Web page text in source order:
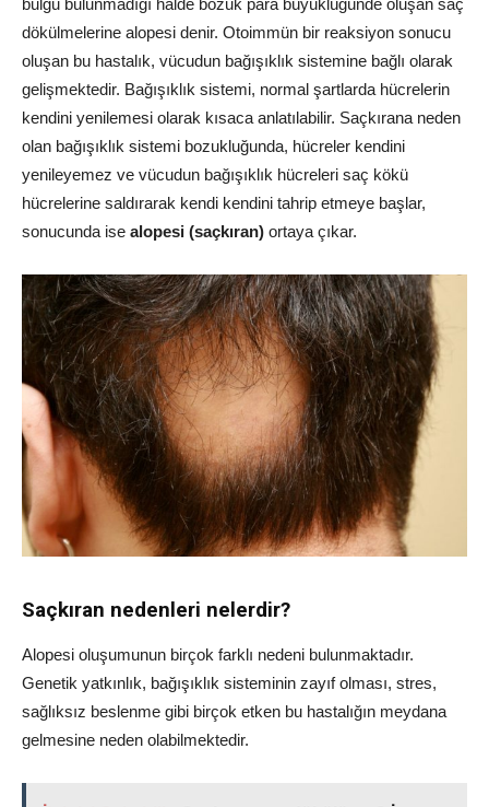
bulgu bulunmadığı halde bozuk para büyüklüğünde oluşan saç
dökülmelerine alopesi denir. Otoimmün bir reaksiyon sonucu
oluşan bu hastalık, vücudun bağışıklık sistemine bağlı olarak
gelişmektedir. Bağışıklık sistemi, normal şartlarda hücrelerin
kendini yenilemesi olarak kısaca anlatılabilir. Saçkırana neden
olan bağışıklık sistemi bozukluğunda, hücreler kendini
yenileyemez ve vücudun bağışıklık hücreleri saç kökü
hücrelerine saldırarak kendi kendini tahrip etmeye başlar,
sonucunda ise alopesi (saçkıran) ortaya çıkar.
Saçkıran nedenleri nelerdir?
Alopesi oluşumunun birçok farklı nedeni bulunmaktadır.
Genetik yatkınlık, bağışıklık sisteminin zayıf olması, stres,
sağlıksız beslenme gibi birçok etken bu hastalığın meydana
gelmesine neden olabilmektedir.